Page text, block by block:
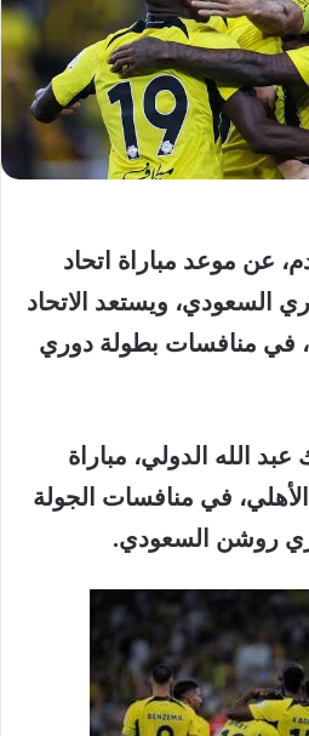
عن موعد مباراة اتحاد
السعودي، ويستعد الاتحاد
في منافسات بطولة دوري
عبد الله الدولي، مباراة
الأهلي، في منافسات الجولة
روشن السعودي.